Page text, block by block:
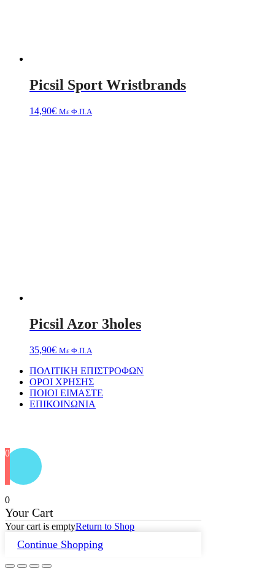
Picsil Sport Wristbrands
14,90€ Με Φ.Π.Α
Picsil Azor 3holes
35,90€ Με Φ.Π.Α
ΠΟΛΙΤΙΚΗ ΕΠΙΣΤΡΟΦΩΝ
ΟΡΟΙ ΧΡΗΣΗΣ
ΠΟΙΟΙ ΕΙΜΑΣΤΕ
ΕΠΙΚΟΙΝΩΝΙΑ
0
0
Your Cart
Your cart is emptyReturn to Shop
Continue Shopping